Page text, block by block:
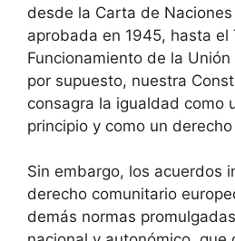
desde la Carta de
aprobada en 1945, hasta el
Funcionamiento de la
por supuesto, nuestra
consagra la igualdad como
principio y como un
Sin embargo, los acuerdos
derecho comunitario
demás normas